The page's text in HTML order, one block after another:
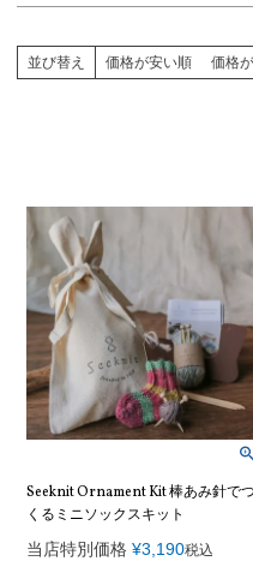
並び替え 価格が安い順 価格
Seeknit Ornament Kit 棒あみ針でつ
くるミニソックスキット
当店特別価格 ¥3,190税込